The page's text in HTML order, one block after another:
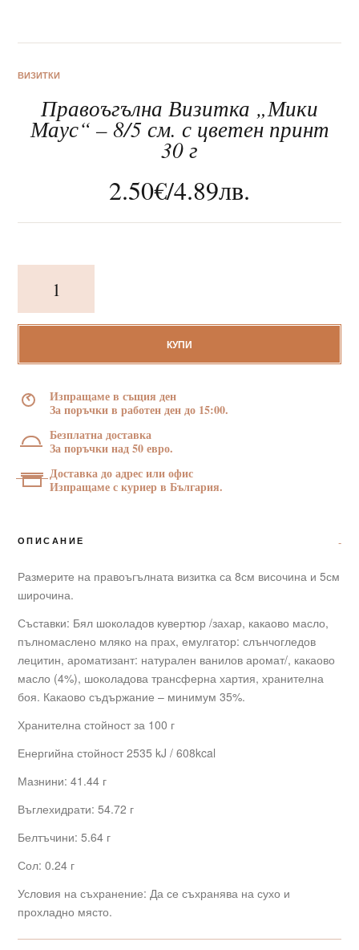
За нас
ВИЗИТКИ
Правоъгълна Визитка „Мики
Маус“ – 8/5 см. с цветен принт
30 г
2.50€/4.89лв.
Правоъгълна
Визитка
Маус"
8/5
с
цветен
принт
КУПИ
Изпращаме в същия ден
За поръчки в работен ден до 15:00.
Безплатна доставка
За поръчки над 50 евро.
Доставка до адрес или офис
Изпращаме с куриер в България.
ОПИСАНИЕ
Размерите на правоъгълната визитка са 8см височина и 5см
широчина.
Съставки: Бял шоколадов кувертюр /захар, какаово масло,
пълномаслено мляко на прах, емулгатор: слънчогледов
лецитин, ароматизант: натурален ванилов аромат/, какаово
масло (4%), шоколадова трансферна хартия, хранителна
боя. Какаово съдържание – минимум 35%.
Хранителна стойност за 100 г
Енергийна стойност 2535 kJ / 608kcal
Мазнини: 41.44 г
Въглехидрати: 54.72 г
Белтъчини: 5.64 г
Сол: 0.24 г
Условия на съхранение: Да се съхранява на сухо и
прохладно място.